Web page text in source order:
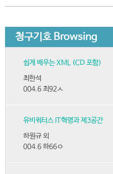
청구기호 Browsing
쉽게 배우는 XML (CD 포함)
최한석
004.6 최92ㅅ
유비쿼터스 IT혁명과 제3공간
하원규 외
004.6 하66ㅇ